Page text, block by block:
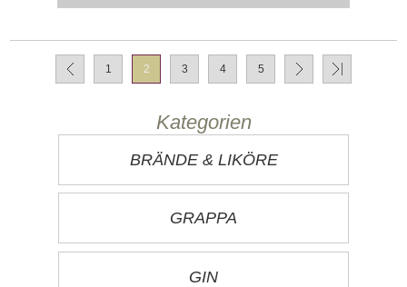
1 2 3 4 5
Kategorien
BRÄNDE & LIKÖRE
GRAPPA
GIN